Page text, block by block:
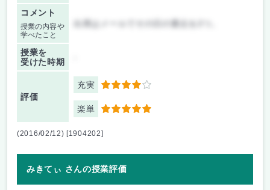
コメント
授業の内容や
学べたこと
授業を
受けた時期
評価
充実 4
楽単 5
(2016/02/12) [1904202]
みきてぃ さんの授業評価